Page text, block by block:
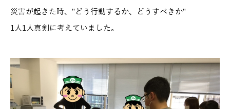
災害が起きた時、”どう行動するか、どうすべきか”
1人1人真剣に考えていました。